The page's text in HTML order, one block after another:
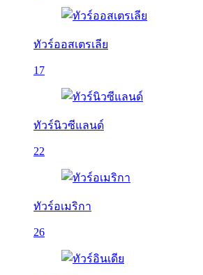
ทัวร์ออสเตรเลีย
17
ทัวร์นิวซีแลนด์
22
ทัวร์อเมริกา
26